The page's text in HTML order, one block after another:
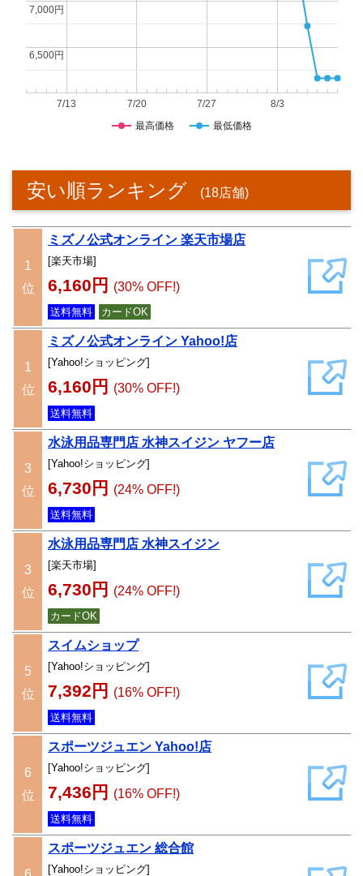
最高価格 最低価格
7/13 7/20 7/27 8/3
6,500円
6,500円
7,000円
7,000円
安い順ランキング (18店舗)
1
位
ミズノ公式オンライン 楽天市場店
[楽天市場]
6,160円 (30% OFF!)
送料無料 カードOK
1
位
ミズノ公式オンライン Yahoo!店
[Yahoo!ショッピング]
6,160円 (30% OFF!)
送料無料
3
位
水泳用品専門店 水神スイジン ヤフー店
[Yahoo!ショッピング]
6,730円 (24% OFF!)
送料無料
3
位
水泳用品専門店 水神スイジン
[楽天市場]
6,730円 (24% OFF!)
カードOK
5
位
スイムショップ
[Yahoo!ショッピング]
7,392円 (16% OFF!)
送料無料
6
位
スポーツジュエン Yahoo!店
[Yahoo!ショッピング]
7,436円 (16% OFF!)
送料無料
スポーツジュエン 総合館
[Yahoo!ショッピング]